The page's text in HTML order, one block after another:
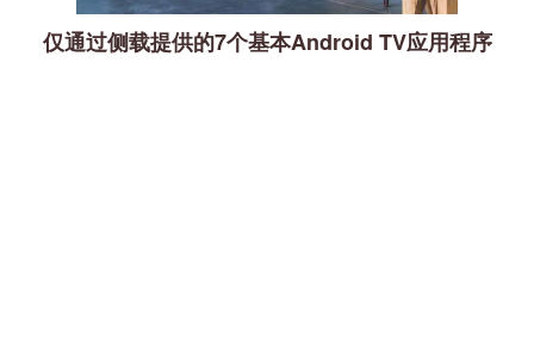
仅通过侧载提供的7个基本Android TV应用程序